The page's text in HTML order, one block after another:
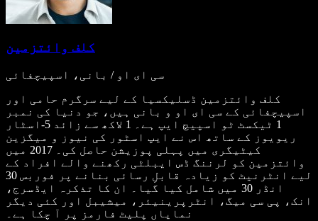
کلف وائتزمین
سی ای او / بانی، اسپیچفائی
کلف وائتزمین ڈسلیکسیا کے لیے سرگرم حامی اور
اسپیچفائی کے سی ای او و بانی ہیں، جو دنیا کی نمبر
1 ٹیکسٹ ٹو اسپیچ ایپ ہے۔ 1 لاکھ سے زائد 5-اسٹار
ریویوز کے ساتھ اس نے ایپ اسٹور کی نیوز و میگزین
کیٹیگری میں پہلی پوزیشن حاصل کی۔ 2017 میں
وائتزمین کو لرننگ ڈس ایبلٹی رکھنے والے افراد کے
لیے انٹرنیٹ کو زیادہ قابلِ رسائی بنانے پر فوربس 30
انڈر 30 میں شامل کیا گیا۔ ان کا تذکرہ ایڈسرج،
انک، پی سی میگ، انٹرپرینیئر، میشیبل اور کئی دیگر
نمایاں پلیٹ فارمز پر آ چکا ہے۔